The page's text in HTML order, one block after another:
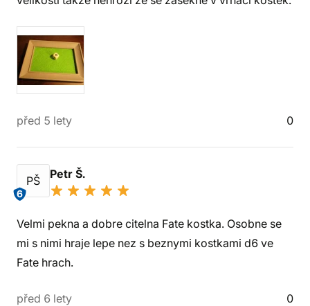
před 5 lety 0
PŠ
6
Petr Š.
Velmi pekna a dobre citelna Fate kostka. Osobne se
mi s nimi hraje lepe nez s beznymi kostkami d6 ve
Fate hrach.
před 6 lety 0